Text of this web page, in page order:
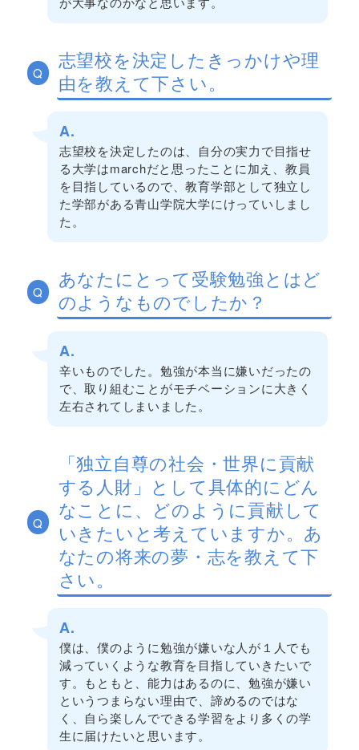
Q
志望校を決定したきっかけや理
由を教えて下さい。
A.
志望校を決定したのは、自分の実力で目指せ
る大学はmarchだと思ったことに加え、教員
を目指しているので、教育学部として独立し
た学部がある青山学院大学にけっていしまし
た。
Q
あなたにとって受験勉強とはど
のようなものでしたか？
A.
辛いものでした。勉強が本当に嫌いだったの
で、取り組むことがモチベーションに大きく
左右されてしまいました。
Q
「独立自尊の社会・世界に貢献
する人財」として具体的にどん
なことに、どのように貢献して
いきたいと考えていますか。あ
なたの将来の夢・志を教えて下
さい。
A.
僕は、僕のように勉強が嫌いな人が１人でも
減っていくような教育を目指していきたいで
す。もともと、能力はあるのに、勉強が嫌い
というつまらない理由で、諦めるのではな
く、自ら楽しんでできる学習をより多くの学
生に届けたいと思います。